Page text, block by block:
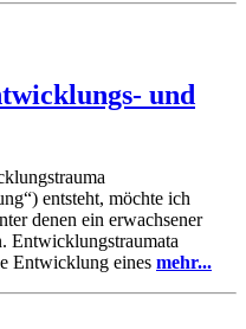
und
entsteht, möchte ich
denen ein erwachsener
Entwicklungstraumata
Entwicklung eines mehr...